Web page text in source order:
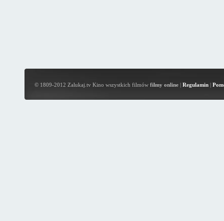
© 1809-2012 Zalukaj.tv Kino wszystkich filmów filmy online| Regulamin|